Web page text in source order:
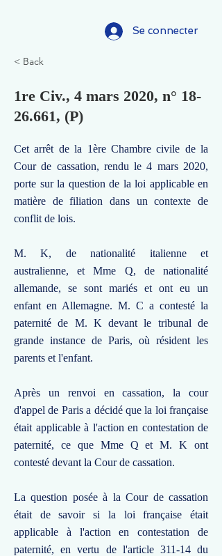
Se connecter
< Back
1re Civ., 4 mars 2020, n° 18-
26.661, (P)
Cet arrêt de la 1ère Chambre civile de la
Cour de cassation, rendu le 4 mars 2020,
porte sur la question de la loi applicable en
matière de filiation dans un contexte de
conflit de lois.
M. K, de nationalité italienne et
australienne, et Mme Q, de nationalité
allemande, se sont mariés et ont eu un
enfant en Allemagne. M. C a contesté la
paternité de M. K devant le tribunal de
grande instance de Paris, où résident les
parents et l'enfant.
Après un renvoi en cassation, la cour
d'appel de Paris a décidé que la loi française
était applicable à l'action en contestation de
paternité, ce que Mme Q et M. K ont
contesté devant la Cour de cassation.
La question posée à la Cour de cassation
était de savoir si la loi française était
applicable à l'action en contestation de
paternité, en vertu de l'article 311-14 du